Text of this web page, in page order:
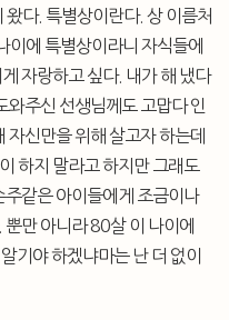
다. 특별상이란다. 상 이름처
이에 특별상이라니 자식들에
자랑하고 싶다. 내가 해 냈다
와주신 선생님께도 고맙다 인
자신만을 위해 살고자 하는데
하지 말라고 하지만 그래도
주같은 아이들에게 조금이나
만 아니라 80살 이 나이에
기야 하겠냐마는 난 더 없이